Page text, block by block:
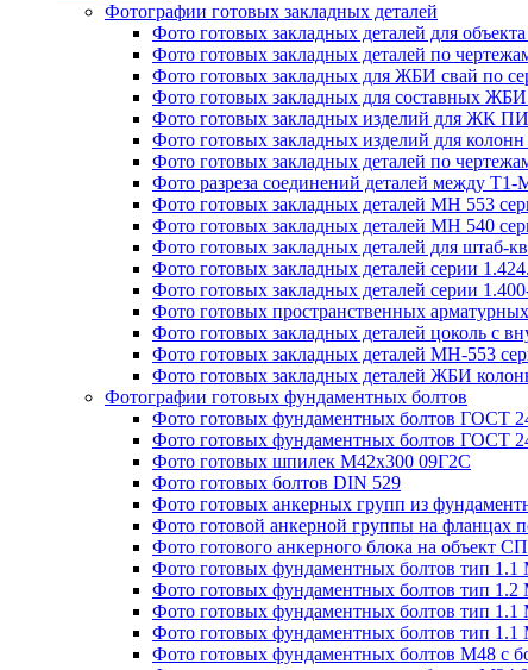
Фотографии готовых закладных деталей
Фото готовых закладных деталей для
Фото готовых закладных деталей по
Фото готовых закладных для ЖБИ свай по
Фото готовых закладных для составных ЖБИ
Фото готовых закладных изделий для ЖК
Фото готовых закладных изделий для
Фото готовых закладных деталей по
Фото разреза соединений деталей между
Фото готовых закладных деталей МН 553
Фото готовых закладных деталей МН 540
Фото готовых закладных деталей для штаб-
Фото готовых закладных деталей серии
Фото готовых закладных деталей серии
Фото готовых пространственных
Фото готовых закладных деталей цоколь с
Фото готовых закладных деталей МН-553
Фото готовых закладных деталей ЖБИ
Фотографии готовых фундаментных болтов
Фото готовых фундаментных болтов ГОСТ
Фото готовых фундаментных болтов ГОСТ
Фото готовых шпилек М42х300 09Г2С
Фото готовых болтов DIN 529
Фото готовых анкерных групп из
Фото готовой анкерной группы на фланцах
Фото готового анкерного блока на объект
Фото готовых фундаментных болтов тип 1.1
Фото готовых фундаментных болтов тип 1.2
Фото готовых фундаментных болтов тип
Фото готовых фундаментных болтов тип
Фото готовых фундаментных болтов М48 с